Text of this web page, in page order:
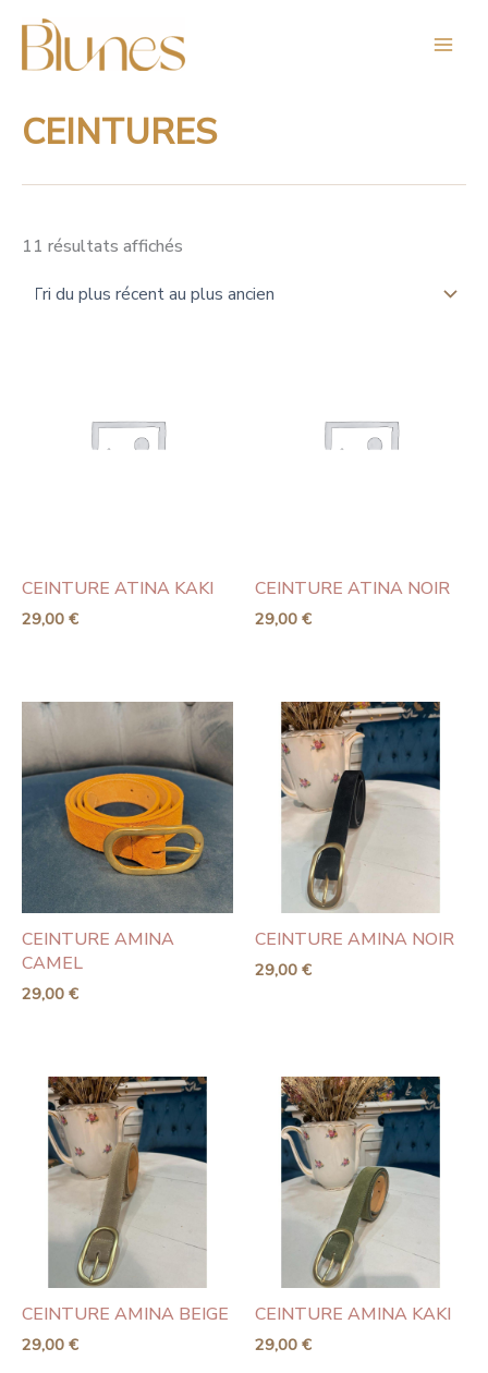
contenu
CEINTURES
11 résultats affichés
plus
récent
ancien
CEINTURE ATINA KAKI
29,00 €
CEINTURE ATINA NOIR
29,00 €
CEINTURE AMINA
CAMEL
29,00 €
CEINTURE AMINA NOIR
29,00 €
CEINTURE AMINA BEIGE
29,00 €
CEINTURE AMINA KAKI
29,00 €